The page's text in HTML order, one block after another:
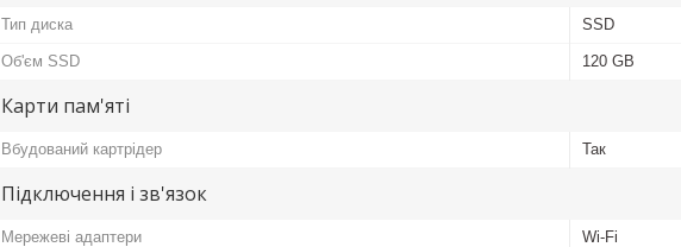
Тип диска SSD
Об'єм SSD 120 GB
Карти пам'яті
Вбудований картрідер Так
Підключення і зв'язок
Мережеві адаптери Wi-Fi